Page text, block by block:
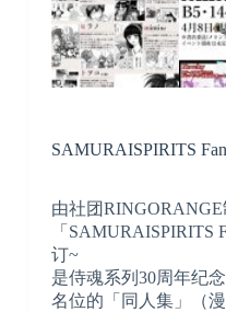
SAMURAISPIRITS
由社团
「SAMURAISPIRITS
订~
是侍魂系列30周年纪
名位的「同人集」（